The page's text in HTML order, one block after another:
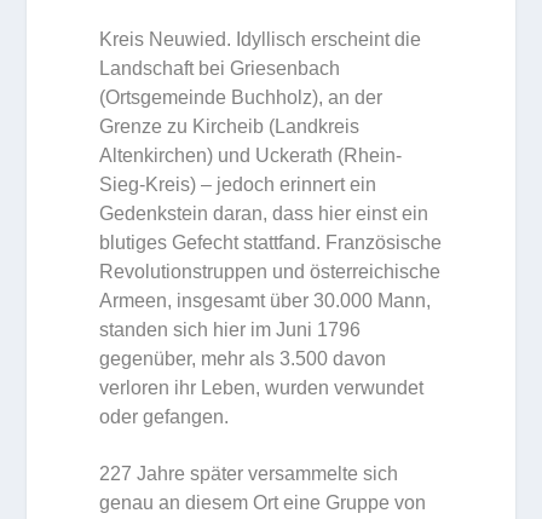
Kreis Neuwied. Idyllisch erscheint die
Landschaft bei Griesenbach
(Ortsgemeinde Buchholz), an der
Grenze zu Kircheib (Landkreis
Altenkirchen) und Uckerath (Rhein-
Sieg-Kreis) – jedoch erinnert ein
Gedenkstein daran, dass hier einst ein
blutiges Gefecht stattfand. Französische
Revolutionstruppen und österreichische
Armeen, insgesamt über 30.000 Mann,
standen sich hier im Juni 1796
gegenüber, mehr als 3.500 davon
verloren ihr Leben, wurden verwundet
oder gefangen.
227 Jahre später versammelte sich
genau an diesem Ort eine Gruppe von